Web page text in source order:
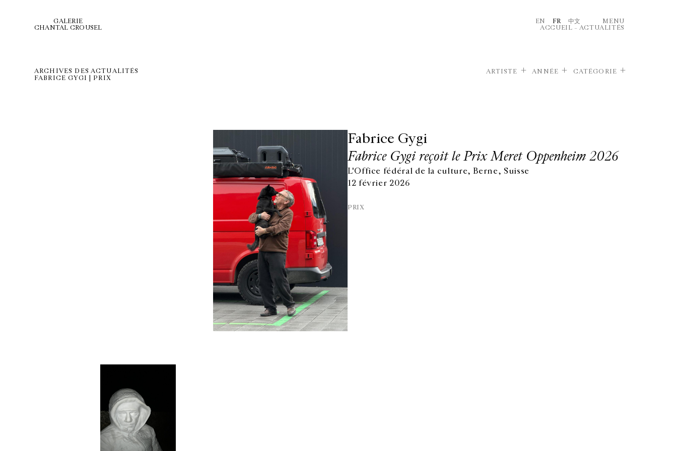
GALERIE
CHANTAL CROUSEL
EN FR 中文
MENU
ACCUEIL – ACTUALITÉS
ARCHIVES DES ACTUALITÉS
FABRICE GYGI | PRIX
ARTISTE ANNÉE CATÉGORIE
Fabrice Gygi
Fabrice Gygi reçoit le Prix Meret Oppenheim 2026
L'Office fédéral de la culture, Berne, Suisse
12 février 2026
PRIX